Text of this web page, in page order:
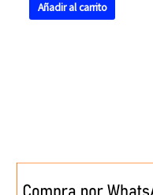
Añadir al carrito